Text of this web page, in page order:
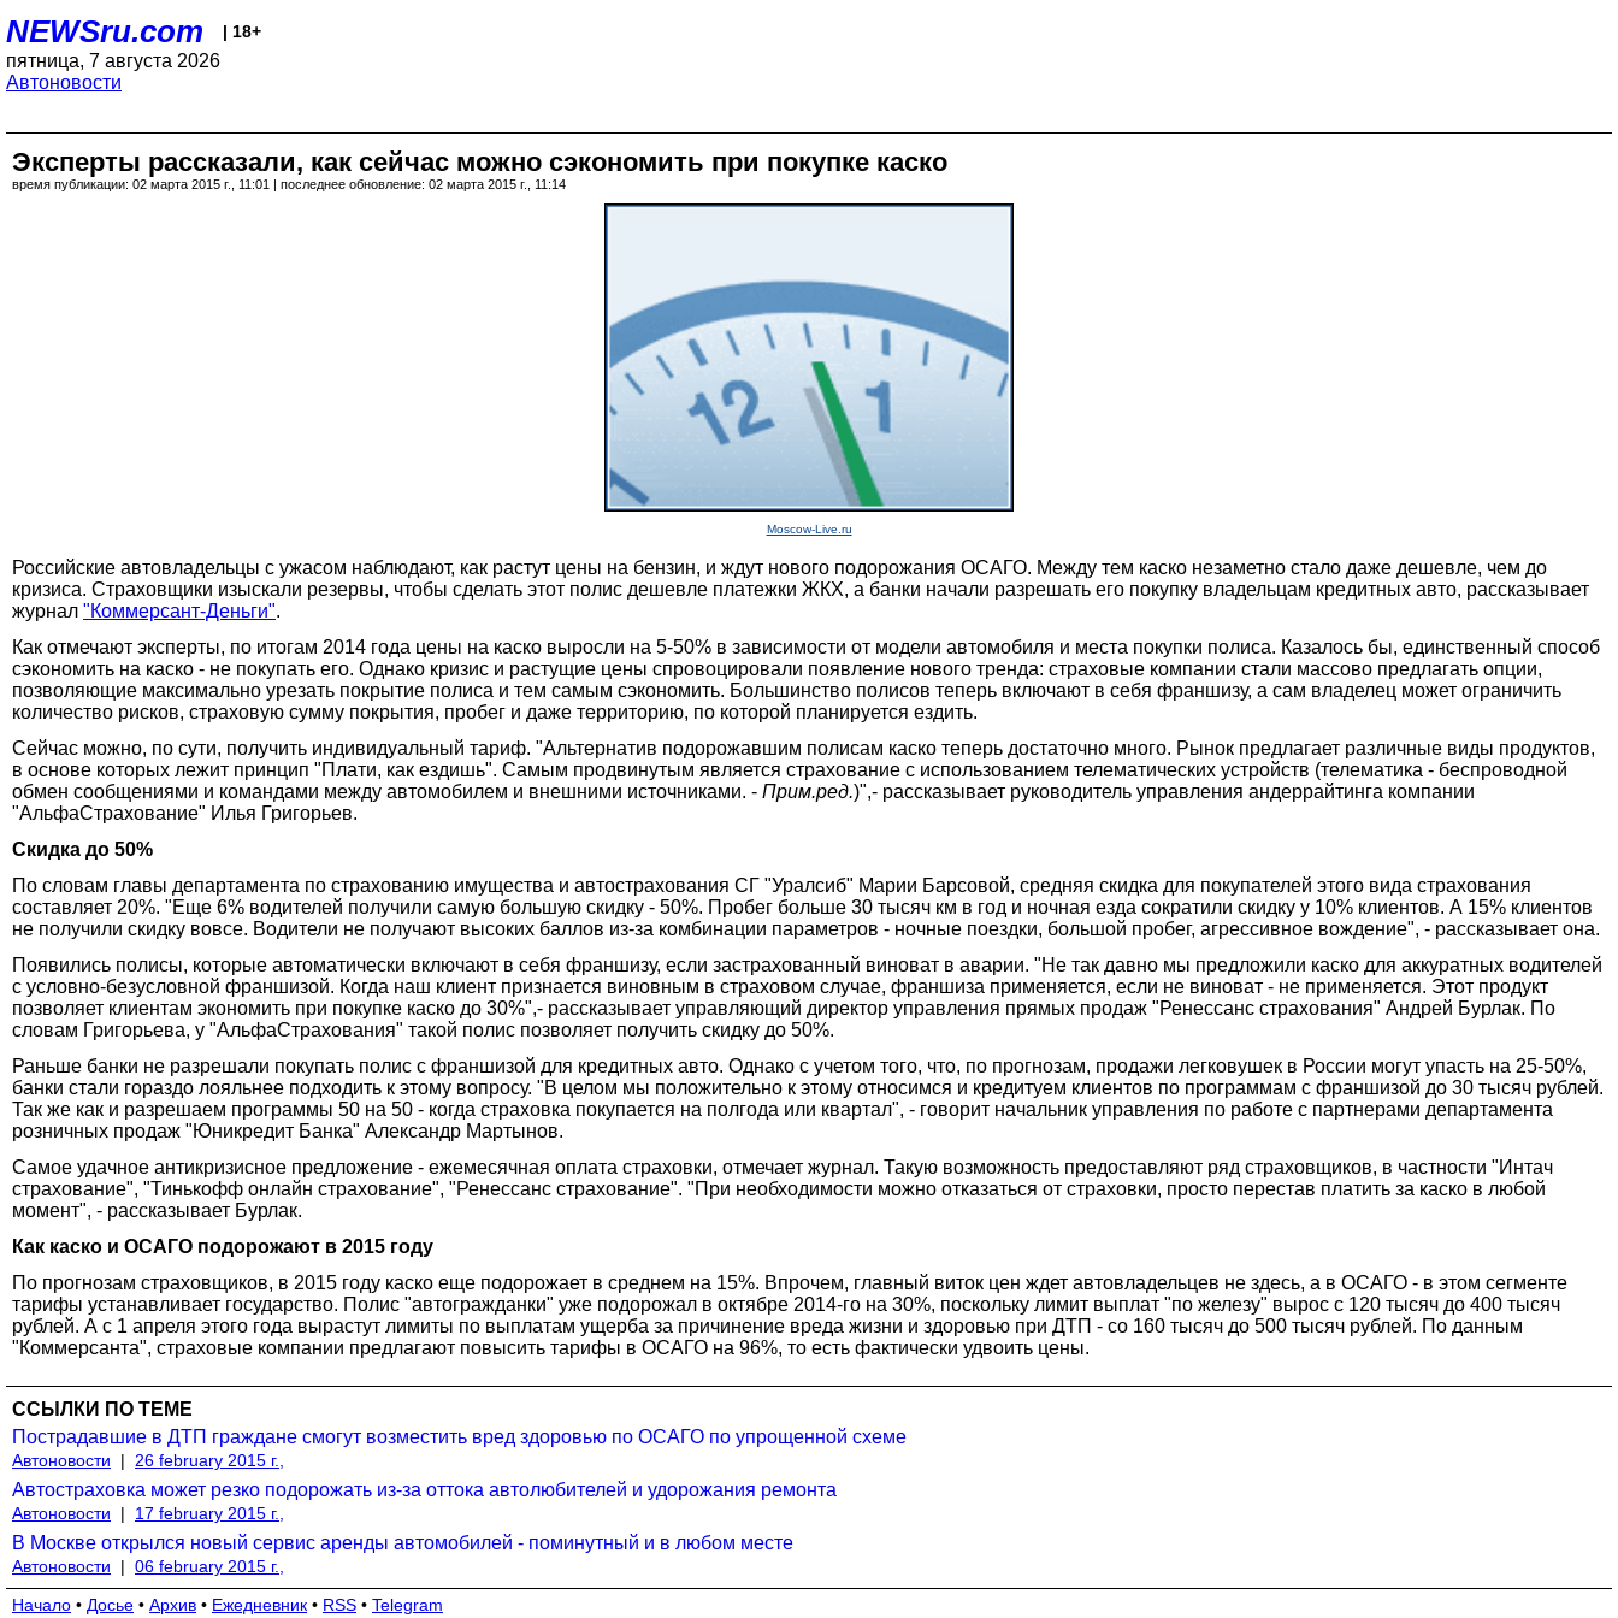
NEWSru.com | 18+
пятница, 7 августа 2026
Автоновости
Эксперты рассказали, как сейчас можно сэкономить при покупке каско
время публикации: 02 марта 2015 г., 11:01 | последнее обновление: 02 марта 2015 г., 11:14
Moscow-Live.ru
Российские автовладельцы с ужасом наблюдают, как растут цены на бензин, и ждут нового подорожания ОСАГО. Между тем каско незаметно стало даже дешевле, чем до
кризиса. Страховщики изыскали резервы, чтобы сделать этот полис дешевле платежки ЖКХ, а банки начали разрешать его покупку владельцам кредитных авто, рассказывает
журнал "Коммерсант-Деньги".
Как отмечают эксперты, по итогам 2014 года цены на каско выросли на 5-50% в зависимости от модели автомобиля и места покупки полиса. Казалось бы, единственный способ
сэкономить на каско - не покупать его. Однако кризис и растущие цены спровоцировали появление нового тренда: страховые компании стали массово предлагать опции,
позволяющие максимально урезать покрытие полиса и тем самым сэкономить. Большинство полисов теперь включают в себя франшизу, а сам владелец может ограничить
количество рисков, страховую сумму покрытия, пробег и даже территорию, по которой планируется ездить.
Сейчас можно, по сути, получить индивидуальный тариф. "Альтернатив подорожавшим полисам каско теперь достаточно много. Рынок предлагает различные виды продуктов,
в основе которых лежит принцип "Плати, как ездишь". Самым продвинутым является страхование с использованием телематических устройств (телематика - беспроводной
обмен сообщениями и командами между автомобилем и внешними источниками. - Прим.ред.)",- рассказывает руководитель управления андеррайтинга компании
"АльфаСтрахование" Илья Григорьев.
Скидка до 50%
По словам главы департамента по страхованию имущества и автострахования СГ "Уралсиб" Марии Барсовой, средняя скидка для покупателей этого вида страхования
составляет 20%. "Еще 6% водителей получили самую большую скидку - 50%. Пробег больше 30 тысяч км в год и ночная езда сократили скидку у 10% клиентов. А 15% клиентов
не получили скидку вовсе. Водители не получают высоких баллов из-за комбинации параметров - ночные поездки, большой пробег, агрессивное вождение", - рассказывает она.
Появились полисы, которые автоматически включают в себя франшизу, если застрахованный виноват в аварии. "Не так давно мы предложили каско для аккуратных водителей
с условно-безусловной франшизой. Когда наш клиент признается виновным в страховом случае, франшиза применяется, если не виноват - не применяется. Этот продукт
позволяет клиентам экономить при покупке каско до 30%",- рассказывает управляющий директор управления прямых продаж "Ренессанс страхования" Андрей Бурлак. По
словам Григорьева, у "АльфаСтрахования" такой полис позволяет получить скидку до 50%.
Раньше банки не разрешали покупать полис с франшизой для кредитных авто. Однако с учетом того, что, по прогнозам, продажи легковушек в России могут упасть на 25-50%,
банки стали гораздо лояльнее подходить к этому вопросу. "В целом мы положительно к этому относимся и кредитуем клиентов по программам с франшизой до 30 тысяч рублей.
Так же как и разрешаем программы 50 на 50 - когда страховка покупается на полгода или квартал", - говорит начальник управления по работе с партнерами департамента
розничных продаж "Юникредит Банка" Александр Мартынов.
Самое удачное антикризисное предложение - ежемесячная оплата страховки, отмечает журнал. Такую возможность предоставляют ряд страховщиков, в частности "Интач
страхование", "Тинькофф онлайн страхование", "Ренессанс страхование". "При необходимости можно отказаться от страховки, просто перестав платить за каско в любой
момент", - рассказывает Бурлак.
Как каско и ОСАГО подорожают в 2015 году
По прогнозам страховщиков, в 2015 году каско еще подорожает в среднем на 15%. Впрочем, главный виток цен ждет автовладельцев не здесь, а в ОСАГО - в этом сегменте
тарифы устанавливает государство. Полис "автогражданки" уже подорожал в октябре 2014-го на 30%, поскольку лимит выплат "по железу" вырос с 120 тысяч до 400 тысяч
рублей. А с 1 апреля этого года вырастут лимиты по выплатам ущерба за причинение вреда жизни и здоровью при ДТП - со 160 тысяч до 500 тысяч рублей. По данным
"Коммерсанта", страховые компании предлагают повысить тарифы в ОСАГО на 96%, то есть фактически удвоить цены.
ССЫЛКИ ПО ТЕМЕ
Пострадавшие в ДТП граждане смогут возместить вред здоровью по ОСАГО по упрощенной схеме
Автоновости | 26 february 2015 г.,
Автостраховка может резко подорожать из-за оттока автолюбителей и удорожания ремонта
Автоновости | 17 february 2015 г.,
В Москве открылся новый сервис аренды автомобилей - поминутный и в любом месте
Автоновости | 06 february 2015 г.,
Начало • Досье • Архив • Ежедневник • RSS • Telegram